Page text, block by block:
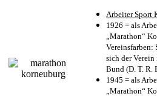
Arbeiter Sport
1926 = als
„Marathon“
Vereinsfarben:
sich der
Bund (D. T. R.
1945 = als
„Marathon“